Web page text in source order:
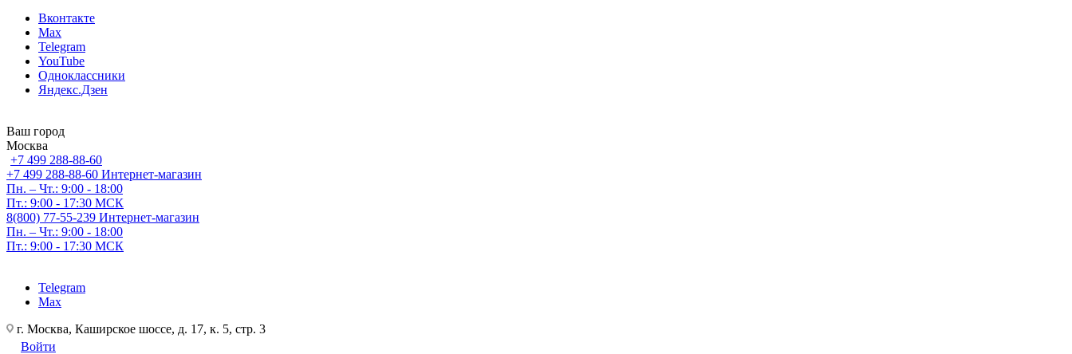
Вконтакте
Max
Telegram
YouTube
Одноклассники
Яндекс.Дзен
Ваш город
Москва
+7 499 288-88-60
+7 499 288-88-60 Интернет-магазин
Пн. – Чт.: 9:00 - 18:00
Пт.: 9:00 - 17:30 МСК
8(800) 77-55-239 Интернет-магазин
Пн. – Чт.: 9:00 - 18:00
Пт.: 9:00 - 17:30 МСК
Telegram
Max
г. Москва, Каширское шоссе, д. 17, к. 5, стр. 3
Войти